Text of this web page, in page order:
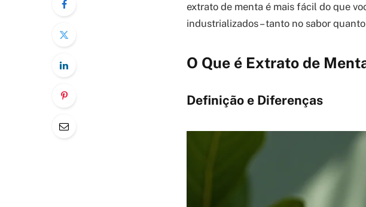
extrato de menta é mais fácil do que
industrializados – tanto no sabor
O Que é Extrato de
Definição e Diferenças